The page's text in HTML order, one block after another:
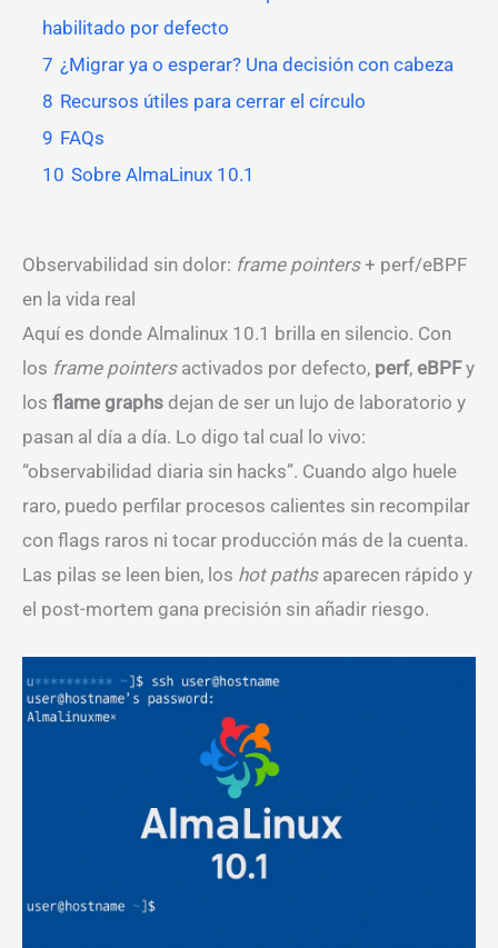
habilitado por defecto
7 ¿Migrar ya o esperar? Una decisión con cabeza
8 Recursos útiles para cerrar el círculo
9 FAQs
10 Sobre AlmaLinux 10.1
Observabilidad sin dolor: frame pointers+ perf/eBPF
en la vida real
Aquí es donde Almalinux 10.1 brilla en silencio. Con
los frame pointersactivados por defecto, perf, eBPFy
los flame graphs dejan de ser un lujo de laboratorio y
pasan al día a día. Lo digo tal cual lo vivo:
“observabilidad diaria sin hacks”. Cuando algo huele
raro, puedo perfilar procesos calientes sin recompilar
con flags raros ni tocar producción más de la cuenta.
Las pilas se leen bien, los hot pathsaparecen rápido y
el post-mortem gana precisión sin añadir riesgo.